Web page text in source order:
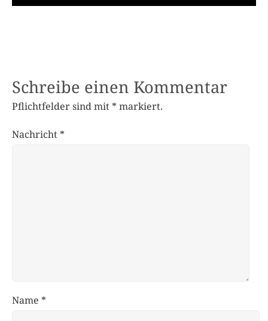
Schreibe einen Kommentar
Pflichtfelder sind mit * markiert.
Nachricht *
Name *